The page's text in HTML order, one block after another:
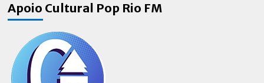
Apoio Cultural Pop Rio FM